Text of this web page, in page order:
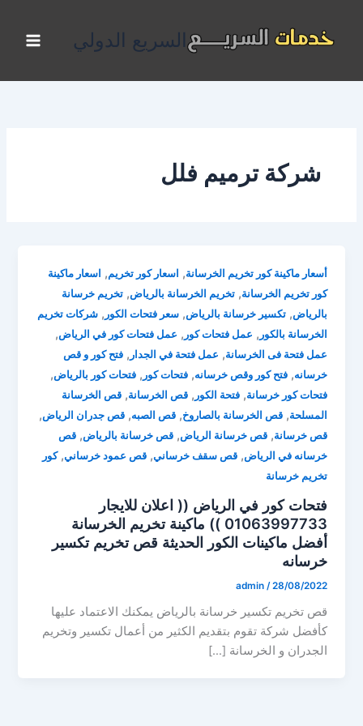
المحتوى
السريع الدولي
شركة ترميم فلل
أسعار ماكينة كور تخريم الخرسانة, اسعار كور تخريم, اسعار ماكينة
كور تخريم الخرسانة,تخريم الخرسانة بالرياض,تخريم خرسانة
بالرياض,تكسير خرسانة بالرياض,سعر فتحات الكور ,شركات تخريم
الخرسانة بالكور , عمل فتحات كور , عمل فتحات كور في الرياض,
عمل فتحة فى الخرسانة, عمل فتحة في الجدار ,فتح كور و قص
خرسانه,فتح كور وقص خرسانه,فتحات كور ,فتحات كور بالرياض,
فتحات كور خرسانة,فتحة الكور ,قص الخرسانة,قص الخرسانة
المسلحة,قص الخرسانة بالصاروخ,قص الصبه,قص جدران الرياض,
قص خرسانة,قص خرسانة الرياض,قص خرسانة بالرياض,قص
خرسانه في الرياض,قص سقف خرساني,قص عمود خرساني,كور
تخريم خرسانة
فتحات كور في الرياض (( اعلان للايجار
01063997733 )) ماكينة تخريم الخرسانة
أفضل ماكينات الكور الحديثة قص تخريم تكسير
خرسانه
admin /28/08/2022
قص تخريم تكسير خرسانة بالرياض يمكنك الاعتماد عليها
كأفضل شركة تقوم بتقديم الكثير من أعمال تكسير وتخريم
الجدران و الخرسانة […]